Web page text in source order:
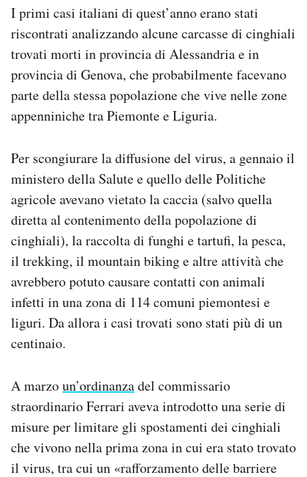
I primi casi italiani di quest’anno erano stati
riscontrati analizzando alcune carcasse di cinghiali
trovati morti in provincia di Alessandria e in
provincia di Genova, che probabilmente facevano
parte della stessa popolazione che vive nelle zone
appenniniche tra Piemonte e Liguria.
Per scongiurare la diffusione del virus, a gennaio il
ministero della Salute e quello delle Politiche
agricole avevano vietato la caccia (salvo quella
diretta al contenimento della popolazione di
cinghiali), la raccolta di funghi e tartufi, la pesca,
il trekking, il mountain biking e altre attività che
avrebbero potuto causare contatti con animali
infetti in una zona di 114 comuni piemontesi e
liguri. Da allora i casi trovati sono stati più di un
centinaio.
A marzoun’ordinanzadel commissario
straordinario Ferrari aveva introdotto una serie di
misure per limitare gli spostamenti dei cinghiali
che vivono nella prima zona in cui era stato trovato
il virus, tra cui un «rafforzamento delle barriere